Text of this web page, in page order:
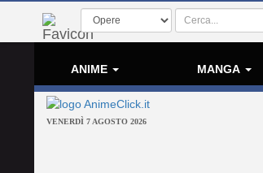
ANIME MANGA
VENERDÌ 7 AGOSTO 2026